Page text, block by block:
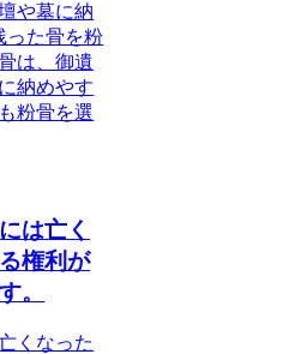
や墓に納
った骨を粉
は、御遺
納めやす
粉骨を選
は亡く
権利が
。
くなった